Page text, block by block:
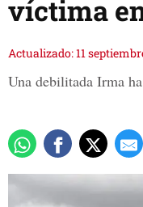
víctima
Actualizado: 11
Una debilitada Irma